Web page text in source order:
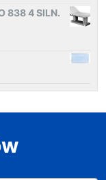
838 4 SILN.